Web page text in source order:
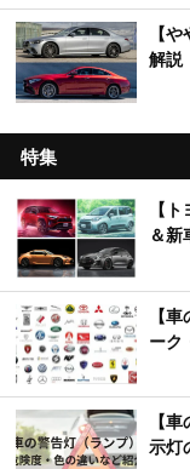
【
解説
特集
【
＆新
【
ーク
【
示灯